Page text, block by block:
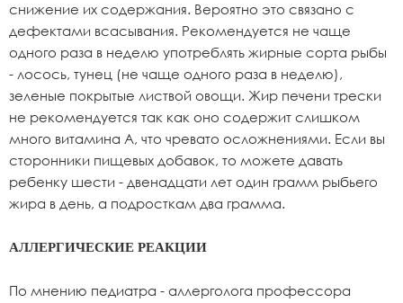
снижение их содержания. Вероятно это связано с
дефектами всасывания. Рекомендуется не чаще
одного раза в неделю употреблять жирные сорта рыбы
- лосось, тунец (не чаще одного раза в неделю),
зеленые покрытые листвой овощи. Жир печени трески
не рекомендуется так как оно содержит слишком
много витамина А, что чревато осложнениями. Если вы
сторонники пищевых добавок, то можете давать
ребенку шести - двенадцати лет один грамм рыбьего
жира в день, а подросткам два грамма.
АЛЛЕРГИЧЕСКИЕ РЕАКЦИИ
По мнению педиатра - аллерголога профессора